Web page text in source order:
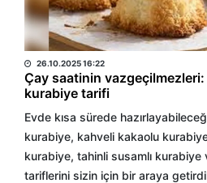
HABER MERKEZİ
26.10.2025 16:22
Çay saatinin
kurabiye tarifi
Evde kısa sürede
kurabiye, kahveli kakaolu
kurabiye, tahinli susamlı kurabiye
tariflerini sizin için bir araya